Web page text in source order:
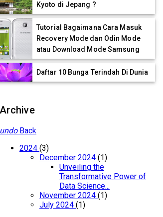
Kyoto di Jepang ?
Tutorial Bagaimana Cara Masuk
Recovery Mode dan Odin Mode
atau Download Mode Samsung
Daftar 10 Bunga Terindah Di Dunia
Archive
undoBack
2024 (3)
December 2024 (1)
Unveiling the
Transformative Power of
Data Science...
November 2024 (1)
July 2024 (1)